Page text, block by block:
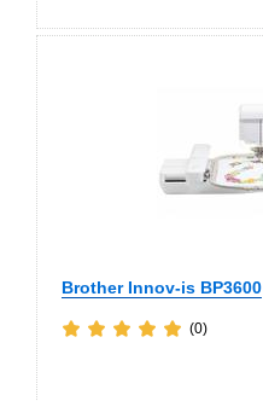
Brother Innov-is BP3600
(0)